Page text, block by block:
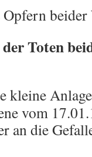
Opfern
Toten
kleine
vom
an die